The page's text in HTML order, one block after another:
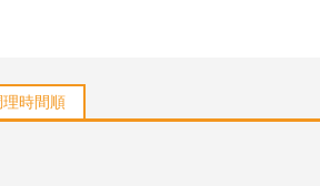
理時間順